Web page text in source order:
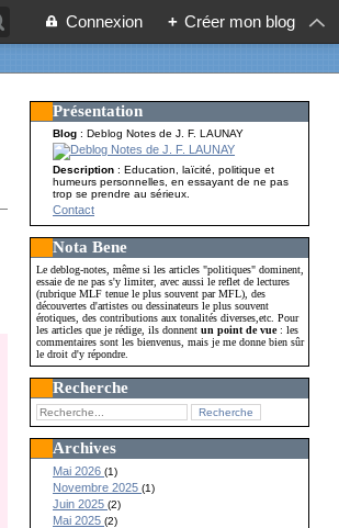
Connexion + Créer mon blog
Présentation
Blog : Deblog Notes de J. F. LAUNAY
Description: Education, laïcité, politique et
humeurs personnelles, en essayant de ne pas
trop se prendre au sérieux.
Contact
Nota Bene
Le deblog-notes, même si les articles "politiques" dominent,
essaie de ne pas s'y limiter, avec aussi le reflet de lectures
(rubrique MLF tenue le plus souvent par MFL), des
découvertes d'artistes ou dessinateurs le plus souvent
érotiques, des contributions aux tonalités diverses,etc. Pour
les articles que je rédige, ils donnentun point de vue: les
commentaires sont les bienvenus, mais je me donne bien sûr
le droit d'y répondre.
Recherche
Archives
Mai 2026(1)
Novembre 2025(1)
Juin 2025(2)
Mai 2025(2)